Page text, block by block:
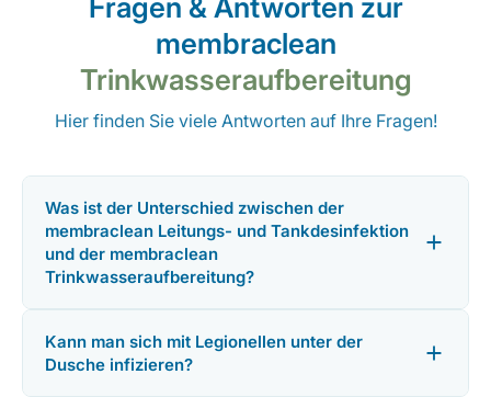
Fragen & Antworten zur
membraclean
Trinkwasseraufbereitung
Hier finden Sie viele Antworten auf Ihre Fragen!
Was ist der Unterschied zwischen der
membraclean Leitungs- und Tankdesinfektion
und der membraclean
Trinkwasseraufbereitung?
Kann man sich mit Legionellen unter der
Dusche infizieren?